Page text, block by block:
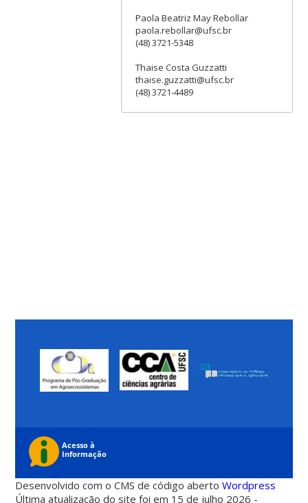
Paola Beatriz May Rebollar
paola.rebollar@ufsc.br
(48) 3721-5348
Thaise Costa Guzzatti
thaise.guzzatti@ufsc.br
(48) 3721-4489
Desenvolvido com o CMS de código abertoWordpress
Última atualização do site foi em 15 de julho 2026 -